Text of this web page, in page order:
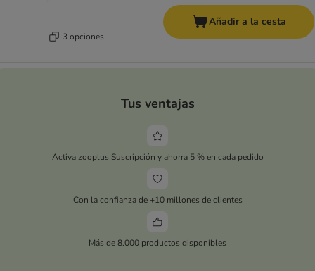
3 opciones
Añadir a la cesta
Tus ventajas
Activa zooplus Suscripción y ahorra 5 % en cada pedido
Con la confianza de +10 millones de clientes
Más de 8.000 productos disponibles